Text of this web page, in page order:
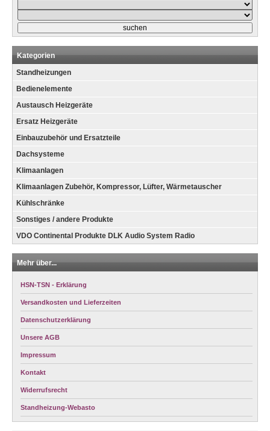
Kategorien
Standheizungen
Bedienelemente
Austausch Heizgeräte
Ersatz Heizgeräte
Einbauzubehör und Ersatzteile
Dachsysteme
Klimaanlagen
Klimaanlagen Zubehör, Kompressor, Lüfter, Wärmetauscher
Kühlschränke
Sonstiges / andere Produkte
VDO Continental Produkte DLK Audio System Radio
Mehr über...
HSN-TSN - Erklärung
Versandkosten und Lieferzeiten
Datenschutzerklärung
Unsere AGB
Impressum
Kontakt
Widerrufsrecht
Standheizung-Webasto